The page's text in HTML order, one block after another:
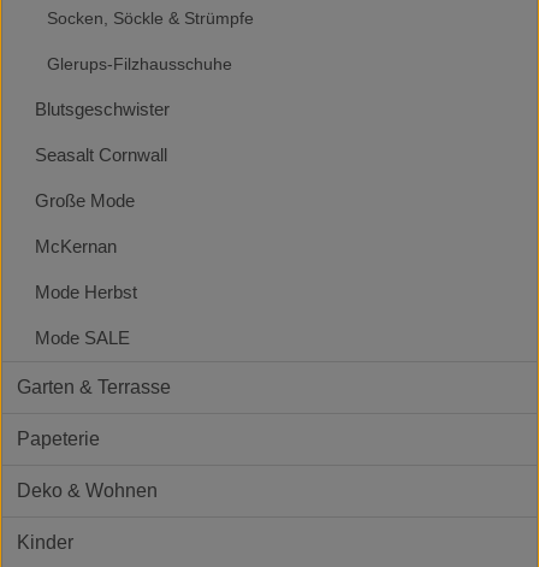
Socken, Söckle & Strümpfe
Glerups-Filzhausschuhe
Blutsgeschwister
Seasalt Cornwall
Große Mode
McKernan
Mode Herbst
Mode SALE
Garten & Terrasse
Papeterie
Deko & Wohnen
Kinder